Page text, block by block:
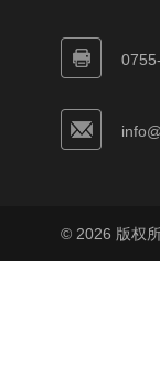
© 2026 版权